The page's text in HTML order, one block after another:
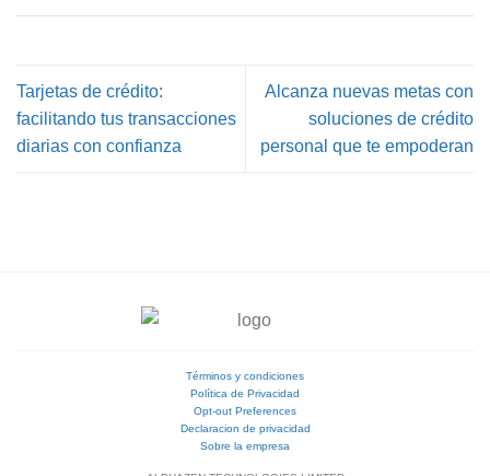
Tarjetas de crédito:
facilitando tus transacciones
diarias con confianza
Alcanza nuevas metas con
soluciones de crédito
personal que te empoderan
Términos y condiciones
Política de Privacidad
Opt-out Preferences
Declaracion de privacidad
Sobre la empresa